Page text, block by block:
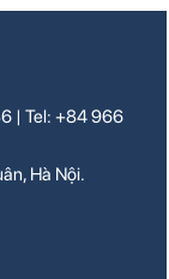
| Tel: +84 966
Hà Nội.